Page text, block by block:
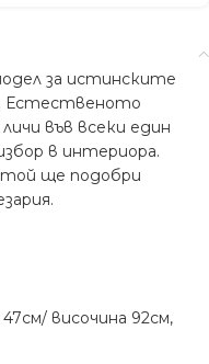
за истинските
Естественото
във всеки един
в интериора.
той ще подобри
височина 92см,